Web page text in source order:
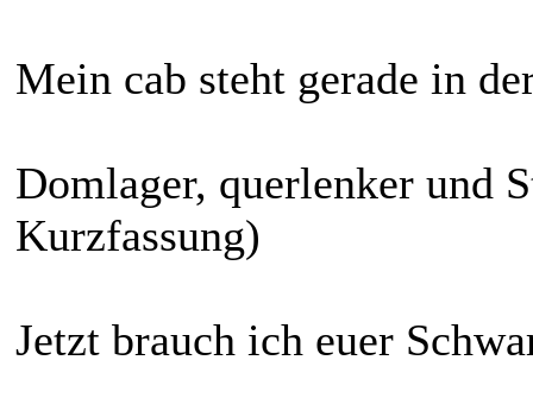
Mein cab steht gerade in
Domlager, querlenker und
Kurzfassung)
Jetzt brauch ich euer